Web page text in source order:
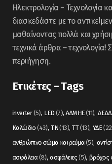
Ηλεκτρολογία – Τεχνολογία
διασκεδάστε με το
μαθαίνοντας πολλά και
τεχνικά άρθρα –
περιήγηση.
Ετικέτες – Tags
inverter(5) LED (7) ΑΔΜΗΕ(11)
Καλώδιο (43) ΤΝ(13) ΤΤ(13) ΥΔΕ
ανθρώπινο σώμα και ρεύμα (5)
ασφάλεια (8) ασφάλειες (5) βρόχος